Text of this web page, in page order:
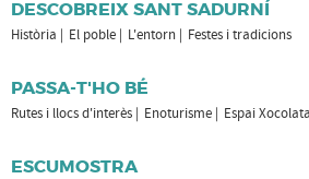
DESCOBREIX SANT SADURNÍ
Història El poble L'entorn Festes i tradicions
PASSA-T'HO BÉ
Rutes i llocs d'interès Enoturisme Espai Xocolata
ESCUMOSTRA